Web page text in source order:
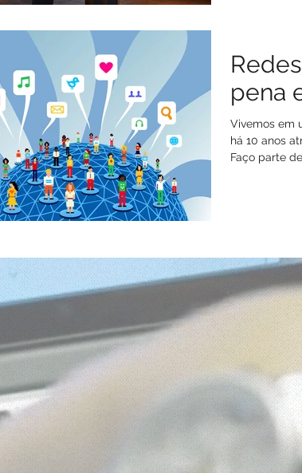
pena
Vivemos em
há 10 anos
Faço parte